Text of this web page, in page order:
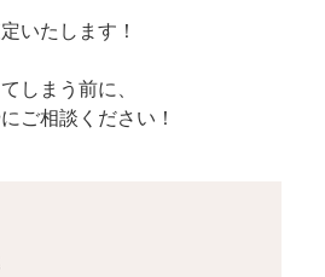
いたします！
しまう前に、
ご相談ください！